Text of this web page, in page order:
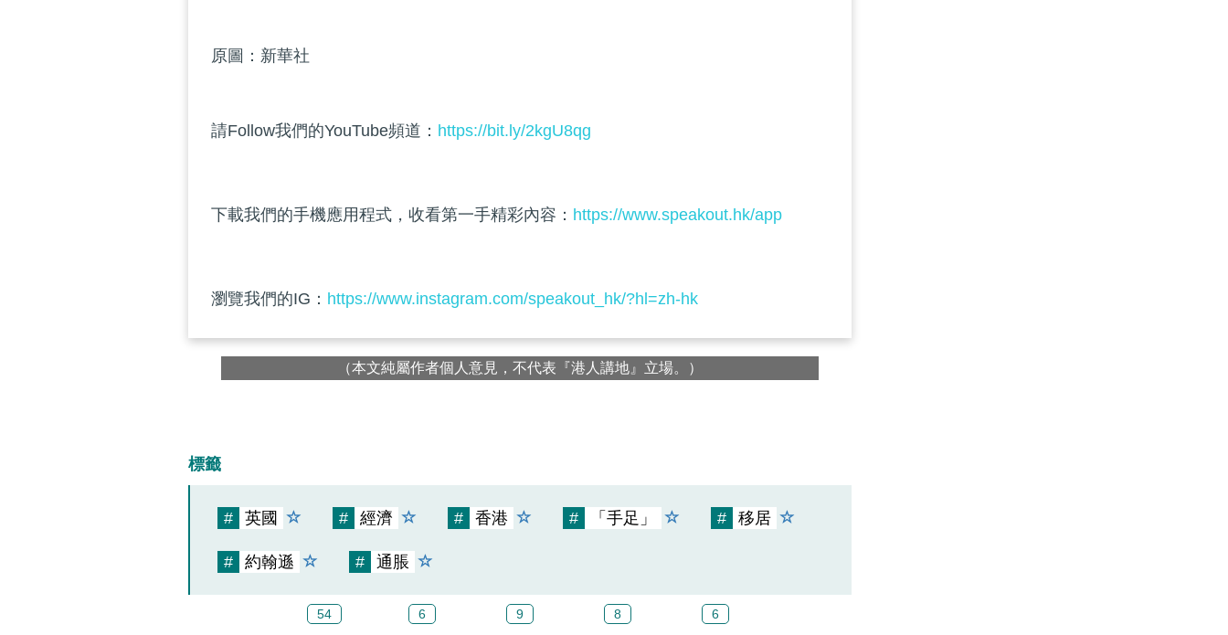
原圖：新華社
請Follow我們的YouTube頻道： https://bit.ly/2kgU8qg
下載我們的手機應用程式，收看第一手精彩內容： https://www.speakout.hk/app
瀏覽我們的IG： https://www.instagram.com/speakout_hk/?hl=zh-hk
（本文純屬作者個人意見，不代表『港人講地』立場。）
標籤
# 英國 # 經濟 # 香港 # 「手足」 # 移居
# 約翰遜 # 通脹
54 6 9 8 6